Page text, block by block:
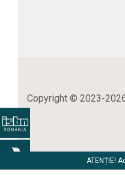
Copyright © 2023-
ATENȚIE!